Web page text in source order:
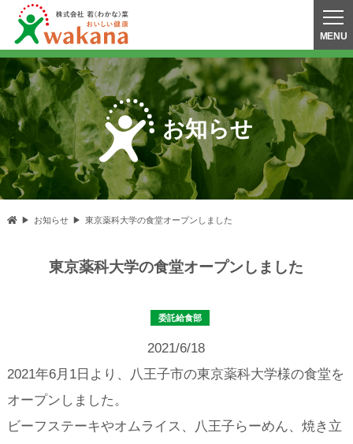
お知らせ
お知らせ 東京薬科大学の食堂オープンしました
東京薬科大学の食堂オープンしました
委託給食部
2021/6/18
2021年6月1日より、八王子市の東京薬科大学様の食堂を
オープンしました。
ビーフステーキやオムライス、八王子らーめん、焼き立